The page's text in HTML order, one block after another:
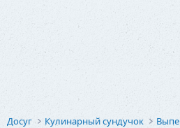
Досуг Кулинарный сундучок